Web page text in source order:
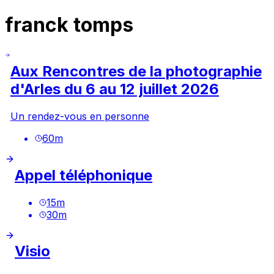
franck tomps
Aux Rencontres de la photographie
d'Arles du 6 au 12 juillet 2026
Un rendez-vous en personne
60m
Appel téléphonique
15m
30m
Visio